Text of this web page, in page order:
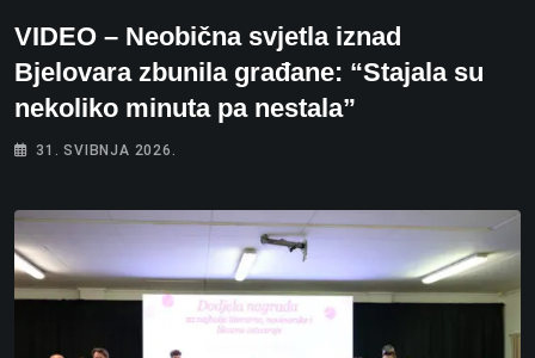
VIDEO – Neobična svjetla iznad
Bjelovara zbunila građane: “Stajala su
nekoliko minuta pa nestala”
31. SVIBNJA 2026.